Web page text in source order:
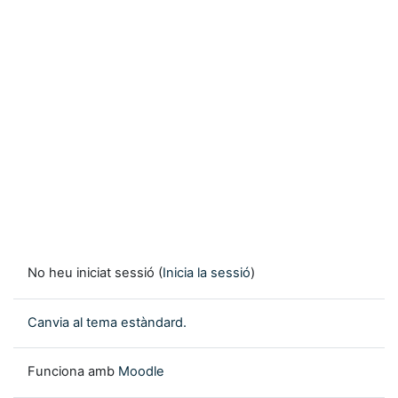
No heu iniciat sessió (Inicia la sessió)
Canvia al tema estàndard.
Funciona amb Moodle